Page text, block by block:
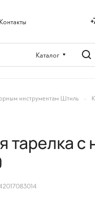
Контакты
Каталог
инструментам Штиль –
тарелка